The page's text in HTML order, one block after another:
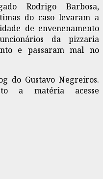
Rodrigo Barbosa,
do caso levaram a
de envenenamento
da pizzaria
e passaram mal no
do Gustavo Negreiros.
a matéria acesse